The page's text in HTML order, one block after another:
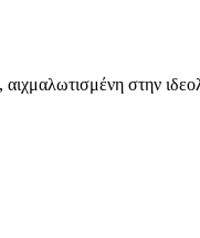
στην